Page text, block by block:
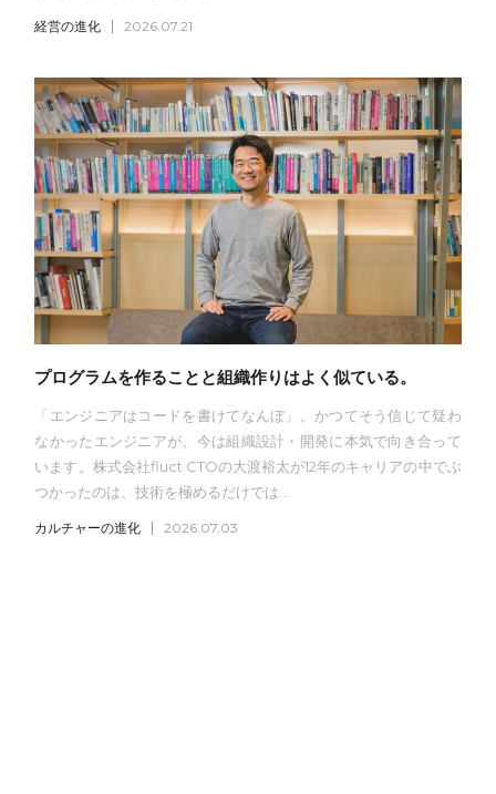
経営の進化 2026.07.21
プログラムを作ることと組織作りはよく似ている。
「エンジニアはコードを書けてなんぼ」。かつてそう信じて疑わ
なかったエンジニアが、今は組織設計・開発に本気で向き合って
います。株式会社fluct CTOの大渡裕太が12年のキャリアの中でぶ
つかったのは、技術を極めるだけでは...
カルチャーの進化 2026.07.03